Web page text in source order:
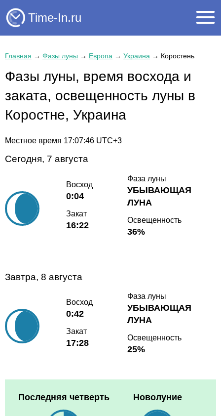
Time-In.ru
Главная → Фазы луны → Европа → Украина → Коростень
Фазы луны, время восхода и
заката, освещенность луны в
Коростне, Украина
Местное время 17:07:46 UTC+3
Сегодня, 7 августа
Восход
0:04
Закат
16:22
Фаза луны
УБЫВАЮЩАЯ
ЛУНА
Освещенность
36%
Завтра, 8 августа
Восход
0:42
Закат
17:28
Фаза луны
УБЫВАЮЩАЯ
ЛУНА
Освещенность
25%
Последняя четверть Новолуние